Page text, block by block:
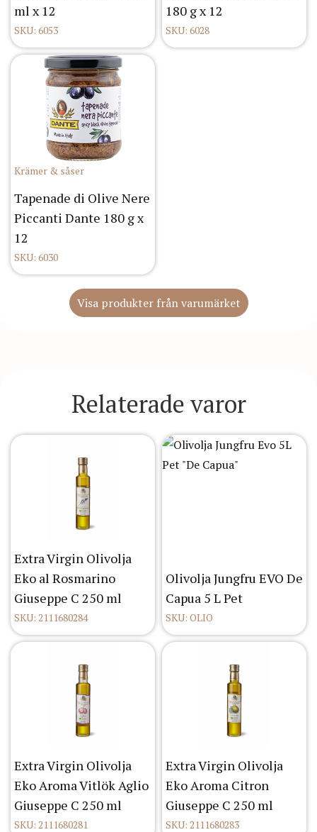
ml x 12
SKU: 6053
180 g x 12
SKU: 6028
Krämer & såser
Tapenade di Olive Nere
Piccanti Dante 180 g x
12
SKU: 6030
Visa produkter från varumärket
Relaterade varor
Extra Virgin Olivolja
Eko al Rosmarino
Giuseppe C 250 ml
SKU: 2111680284
Olivolja Jungfru EVO De
Capua 5 L Pet
SKU: OLIO
Extra Virgin Olivolja
Eko Aroma Vitlök Aglio
Giuseppe C 250 ml
SKU: 2111680281
Extra Virgin Olivolja
Eko Aroma Citron
Giuseppe C 250 ml
SKU: 2111680283